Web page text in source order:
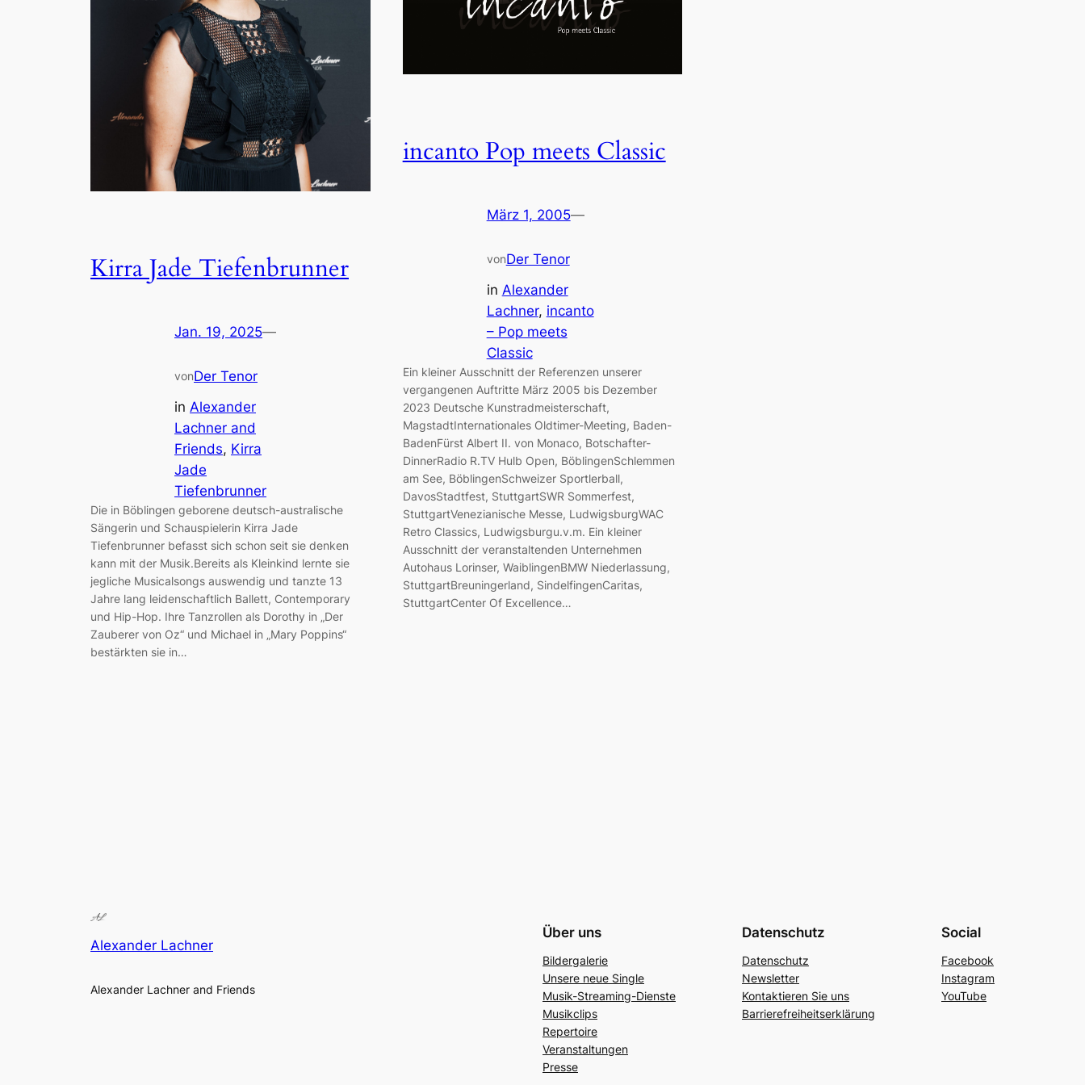
Kirra Jade Tiefenbrunner
Jan. 19, 2025—
vonDer Tenor
in Alexander
Lachner and
Friends, Kirra
Jade
Tiefenbrunner
Die in Böblingen geborene deutsch-australische
Sängerin und Schauspielerin Kirra Jade
Tiefenbrunner befasst sich schon seit sie denken
kann mit der Musik.Bereits als Kleinkind lernte sie
jegliche Musicalsongs auswendig und tanzte 13
Jahre lang leidenschaftlich Ballett, Contemporary
und Hip-Hop. Ihre Tanzrollen als Dorothy in „Der
Zauberer von Oz“ und Michael in „Mary Poppins“
bestärkten sie in…
incanto Pop meets Classic
März 1, 2005—
vonDer Tenor
in Alexander
Lachner, incanto
– Pop meets
Classic
Ein kleiner Ausschnitt der Referenzen unserer
vergangenen Auftritte März 2005 bis Dezember
2023 Deutsche Kunstradmeisterschaft,
MagstadtInternationales Oldtimer-Meeting, Baden-
BadenFürst Albert II. von Monaco, Botschafter-
DinnerRadio R.TV Hulb Open, BöblingenSchlemmen
am See, BöblingenSchweizer Sportlerball,
DavosStadtfest, StuttgartSWR Sommerfest,
StuttgartVenezianische Messe, LudwigsburgWAC
Retro Classics, Ludwigsburgu.v.m. Ein kleiner
Ausschnitt der veranstaltenden Unternehmen
Autohaus Lorinser, WaiblingenBMW Niederlassung,
StuttgartBreuningerland, SindelfingenCaritas,
StuttgartCenter Of Excellence…
Alexander Lachner
Alexander Lachner and Friends
Über uns
Bildergalerie
Unsere neue Single
Musik-Streaming-Dienste
Musikclips
Repertoire
Veranstaltungen
Presse
Datenschutz
Datenschutz
Newsletter
Kontaktieren Sie uns
Barrierefreiheitserklärung
Social
Facebook
Instagram
YouTube